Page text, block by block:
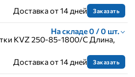
Доставка от 14 дней Заказать
На складе 0 / 0 шт.
KVZ 250-85-1800/C Длина,
Доставка от 14 дней Заказать